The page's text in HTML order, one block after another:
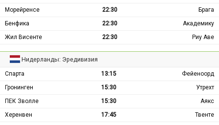
Морейренсе
22:30
Брага
Бенфика
22:30
Академику
Жил Висенте
22:30 Риу Аве
Нидерланды: Эредивизия
Спарта 13:15
Фейеноорд
Гронинген
15:30
Утрехт
ПЕК Зволле
15:30
Аякс
Херенвен
17:45 Твенте